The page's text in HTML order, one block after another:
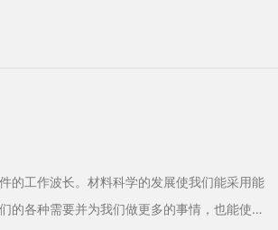
的工作波长。材料科学的发展使我们能采用能
的各种需要并为我们做更多的事情，也能使半